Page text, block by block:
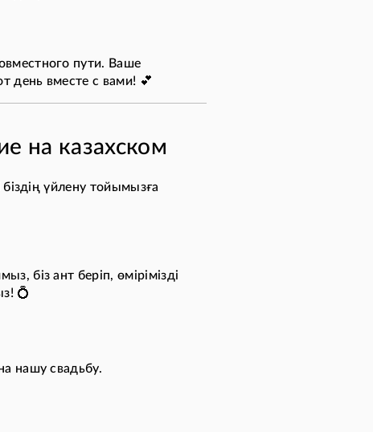
пути. Ваше
день вместе с вами! 💕
на казахском
үйлену тойымызға
біз ант беріп, өмірімізді
💍
нашу свадьбу.